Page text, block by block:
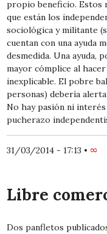
propio beneficio. Estos
que están los
sociológica y militante
cuentan con una ayuda
desmedida. Una ayuda,
mayor cómplice al
inexplicable. El pobre
personas) debería
No hay pasión ni
pucherazo
31/03/2014 - 17:13 • ∞
Libre
Dos panfletos